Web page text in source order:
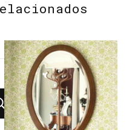
¿Buscas
algo?